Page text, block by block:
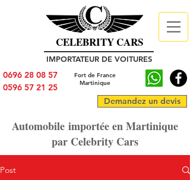
CELEBRITY CARS
IMPORTATEUR DE VOITURES
0596 57 21 25
Fort de France
Martinique
0696 28 08 57
Demandez un devis
Automobile importée en Martinique
par Celebrity Cars
Post